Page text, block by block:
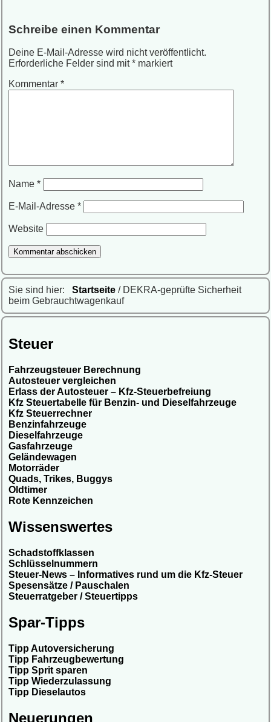
Sie sind hier: Startseite / DEKRA-geprüfte Sicherheit
beim Gebrauchtwagenkauf
Steuer
Fahrzeugsteuer Berechnung
Autosteuer vergleichen
Erlass der Autosteuer – Kfz-Steuerbefreiung
Kfz Steuertabelle für Benzin- und Dieselfahrzeuge
Kfz Steuerrechner
Benzinfahrzeuge
Dieselfahrzeuge
Gasfahrzeuge
Geländewagen
Motorräder
Quads, Trikes, Buggys
Oldtimer
Rote Kennzeichen
Wissenswertes
Schadstoffklassen
Schlüsselnummern
Steuer-News – Informatives rund um die Kfz-Steuer
Spesensätze / Pauschalen
Steuerratgeber / Steuertipps
Spar-Tipps
Tipp Autoversicherung
Tipp Fahrzeugbewertung
Tipp Sprit sparen
Tipp Wiederzulassung
Tipp Dieselautos
Neuerungen
Schreibe einen Kommentar
Deine E-Mail-Adresse wird nicht veröffentlicht.
Erforderliche Felder sind mit* markiert
Kommentar *
Name *
E-Mail-Adresse *
Website